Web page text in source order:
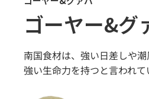
ゴーヤー&グ
南国食材は、強い日差しや
強い生命力を持つと言われて